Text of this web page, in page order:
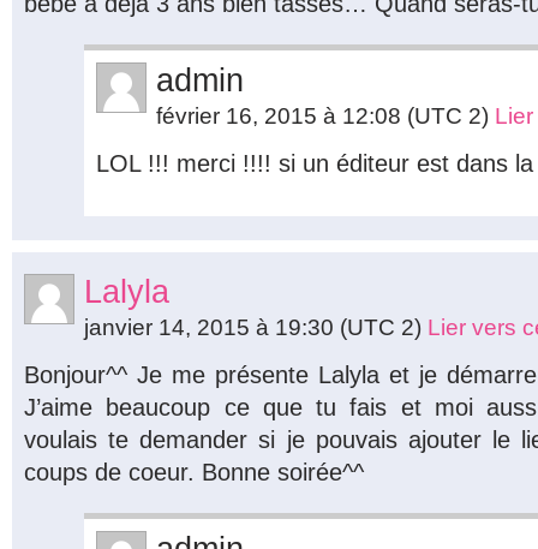
admin
février 16, 2015 à 12:08 (UTC 2)
LOL !!! merci !!!! si un éditeur est dans
Lalyla
janvier 14, 2015 à 19:30 (UTC 2) Lier vers
Bonjour^^ Je me présente Lalyla et je
J’aime beaucoup ce que tu fais et moi
voulais te demander si je pouvais ajouter le
coups de coeur. Bonne soirée^^